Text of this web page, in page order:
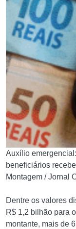
Auxílio
beneficiários
Montagem / Jornal
Dentre os valores
R$ 1,2 bilhão para
montante, mais de